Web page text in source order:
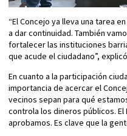
“El Concejo ya lleva una tarea
a dar continuidad. También
fortalecer las instituciones
que acude el ciudadano”,
En cuanto a la participación
importancia de acercar el
vecinos sepan para qué
controla los dineros públicos.
aprobamos. Es clave que la